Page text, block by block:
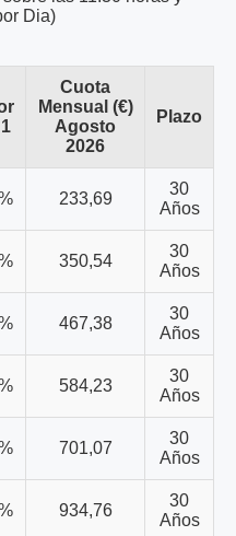
Dia)
Cuota
Mensual (€)
Agosto
2026
Plazo
233,69
30
Años
350,54
30
Años
467,38
30
Años
584,23
30
Años
701,07
30
Años
934,76
30
Años